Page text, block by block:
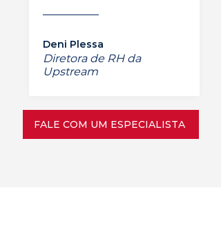
Deni Plessa
Diretora de RH da
Upstream
FALE COM UM ESPECIALISTA